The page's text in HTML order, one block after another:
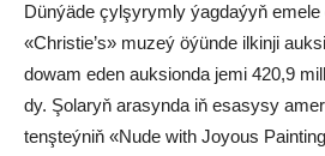
Dün­ýä­de çyl­şy­rym­ly ýag­da­ýyň eme­le
«Chris­tie’s» mu­zeý öýün­de il­kin­ji
do­wam eden auk­si­on­da je­mi 420,9
dy. Şo­la­ryň ara­syn­da iň esa­sy­sy
tenş­teý­niň «Nu­de with Joyous